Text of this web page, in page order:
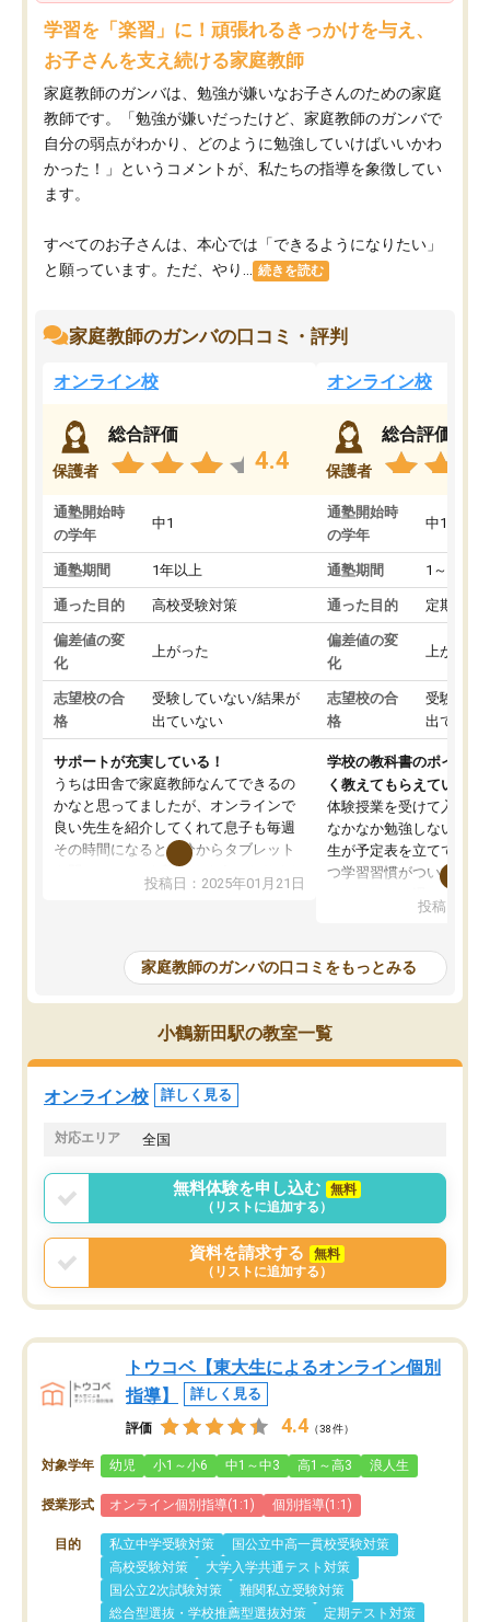
学習を「楽習」に！頑張れるきっかけを与え、
お子さんを支え続ける家庭教師
家庭教師のガンバは、勉強が嫌いなお子さんのための家庭
教師です。「勉強が嫌いだったけど、家庭教師のガンバで
自分の弱点がわかり、どのように勉強していけばいいかわ
かった！」というコメントが、私たちの指導を象徴してい
ます。
すべてのお子さんは、本心では「できるようになりたい」
と願っています。ただ、やり...
続きを読む
家庭教師のガンバの口コミ・評判
オンライン校
保護者
総合評価
4.4
通塾開始時
の学年
中1
通塾期間 1年以上
通った目的 高校受験対策
偏差値の変
化
上がった
志望校の合
格
受験していない/結果が
出ていない
サポートが充実している！
うちは田舎で家庭教師なんてできるの
かなと思ってましたが、オンラインで
良い先生を紹介してくれて息子も毎週
その時間になると自分からタブレット
を開いてzoomを繋げるようになりまし
た！5科目なんでもOKなのもとても気
めて1年ほどだった今では平均点以上の
科目が増えてきました！あと1年受験ま
であるので無料の週末教室を使用しな
がら頑張って欲しいと思います！
投稿日：2025年01月21日
オンライン校
保護者
総合評価
通塾開始時
の学年
中1
通塾期間 1～3ヵ月
通った目的 定期テス
偏差値の変
化
上がった
志望校の合
格
受験して
出ていな
学校の教科書のポイント
く教えてもらえている
体験授業を受けて入塾し
なかなか勉強しない息子
生が予定表を立ててくれ
つ学習習慣がついてきま
指導が無い日も予定表
問できるのでとても助か
投稿日：
家庭教師のガンバの口コミをもっとみる
小鶴新田駅の教室一覧
オンライン校 詳しく見る
対応エリア 全国
無料体験を申し込む
無料
（リストに追加する）
資料を請求する
無料
（リストに追加する）
トウコベ【東大生によるオンライン個別
指導】
詳しく見る
評価 4.4 （38件）
対象学年 幼児 小1～小6 中1～中3 高1～高3 浪人生
授業形式 オンライン個別指導(1:1) 個別指導(1:1)
目的 私立中学受験対策
国公立中高一貫校受験対策
高校受験対策
大学入学共通テスト対策
国公立2次試験対策
難関私立受験対策
総合型選抜・学校推薦型選抜対策
定期テスト対策